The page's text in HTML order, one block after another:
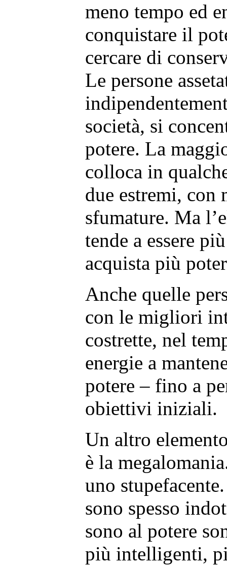
meno tempo ed
conquistare il
cercare di
Le persone
società, si
potere. La
colloca in
due estremi, con
sfumature. Ma
tende a essere
acquista più
Anche quelle
con le migliori
costrette, nel
energie a
potere – fino a
obiettivi iniziali.
Un altro
è la
uno
sono spesso
sono al potere
più intelligenti,